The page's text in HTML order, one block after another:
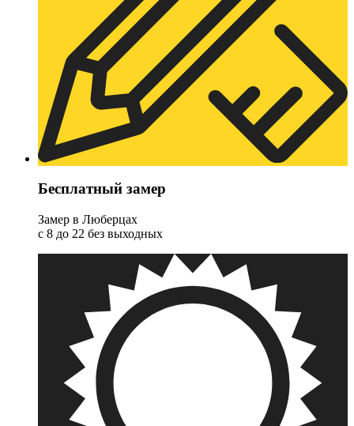
Бесплатный замер
Замер в Люберцах
с 8 до 22 без выходных